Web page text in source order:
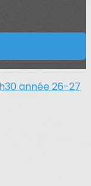
année 26-27